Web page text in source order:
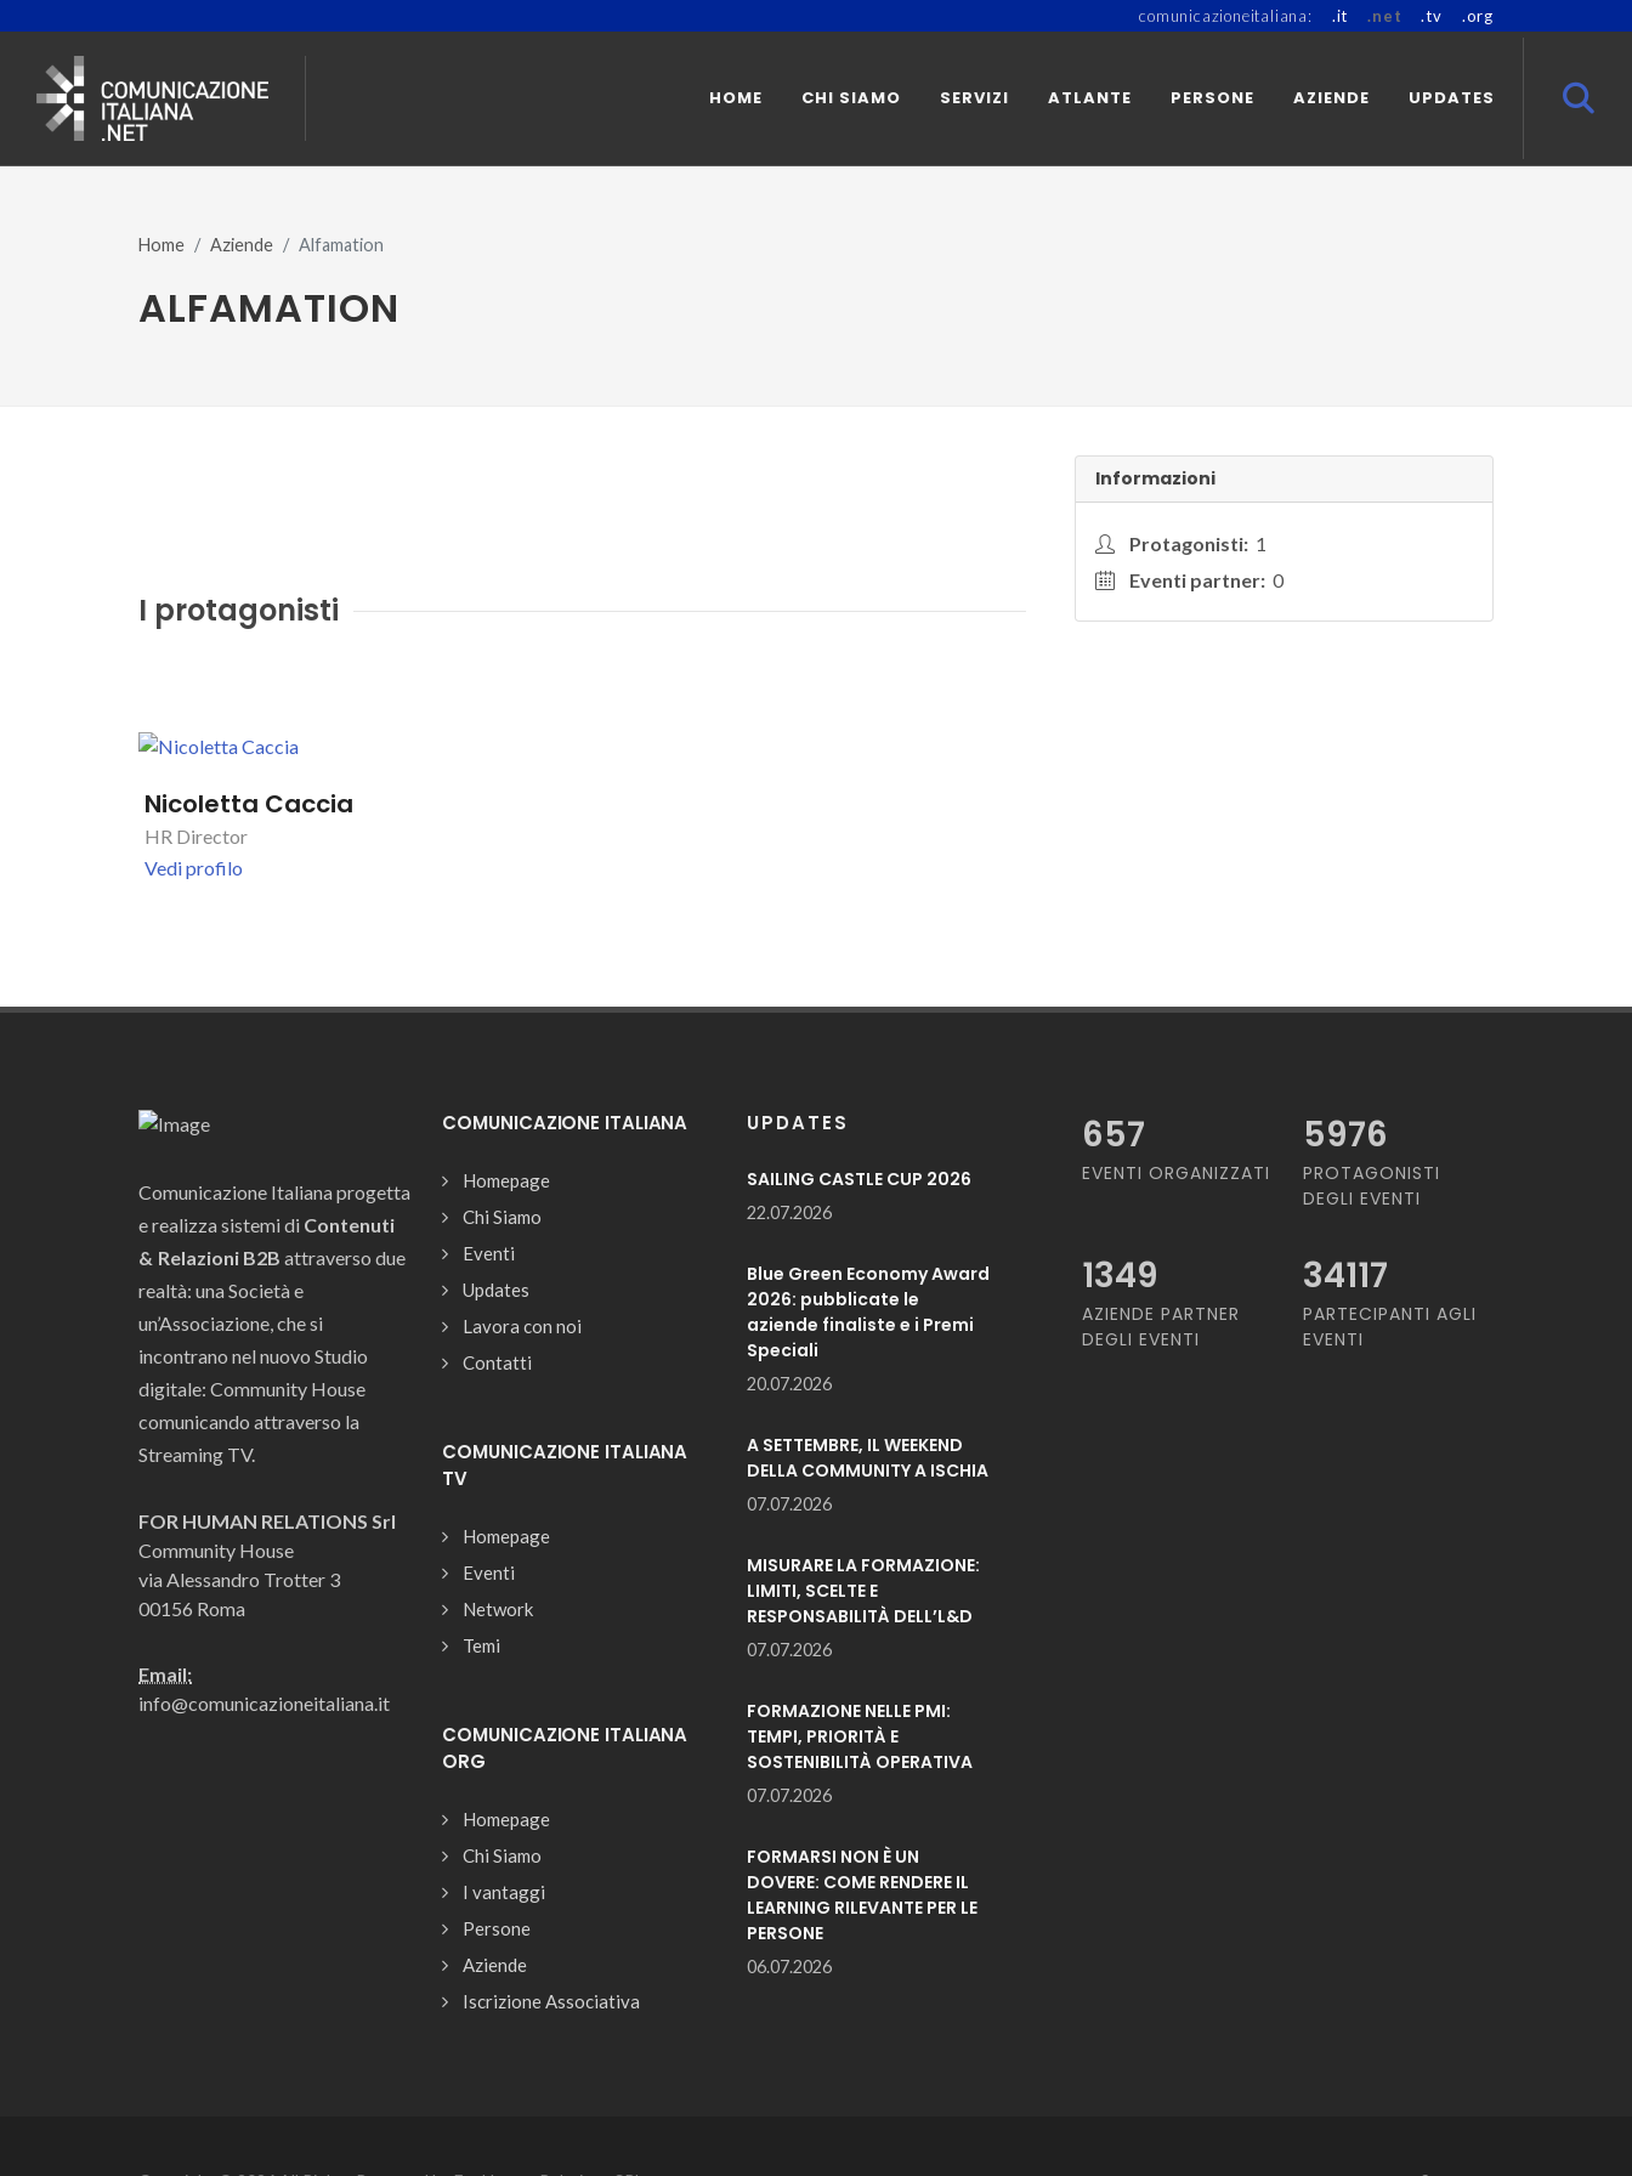
comunicazioneitaliana: .it .net .tv .org
HOME CHI SIAMO SERVIZI ATLANTE PERSONE AZIENDE UPDATES
Home Aziende Alfamation
ALFAMATION
I protagonisti
Nicoletta Caccia
HR Director
Vedi profilo
Informazioni
Protagonisti:1
Eventi partner:0
Comunicazione Italiana progetta
e realizza sistemi di Contenuti
& Relazioni B2B attraverso due
realtà: una Società e
un’Associazione, che si
incontrano nel nuovo Studio
digitale: Community House
comunicando attraverso la
Streaming TV.
FOR HUMAN RELATIONS Srl
Community House
via Alessandro Trotter 3
00156 Roma
Email:
info@comunicazioneitaliana.it
COMUNICAZIONE ITALIANA
Homepage
Chi Siamo
Eventi
Updates
Lavora con noi
Contatti
COMUNICAZIONE ITALIANA
TV
Homepage
Eventi
Network
Temi
COMUNICAZIONE ITALIANA
ORG
Homepage
Chi Siamo
I vantaggi
Persone
Aziende
Iscrizione Associativa
UPDATES
SAILING CASTLE CUP 2026
22.07.2026
Blue Green Economy Award
2026: pubblicate le
aziende finaliste e i Premi
Speciali
20.07.2026
A SETTEMBRE, IL WEEKEND
DELLA COMMUNITY A ISCHIA
07.07.2026
MISURARE LA FORMAZIONE:
LIMITI, SCELTE E
RESPONSABILITÀ DELL’L&D
07.07.2026
FORMAZIONE NELLE PMI:
TEMPI, PRIORITÀ E
SOSTENIBILITÀ OPERATIVA
07.07.2026
FORMARSI NON È UN
DOVERE: COME RENDERE IL
LEARNING RILEVANTE PER LE
PERSONE
06.07.2026
657
EVENTI ORGANIZZATI
5976
PROTAGONISTI
DEGLI EVENTI
1349
AZIENDE PARTNER
DEGLI EVENTI
34117
PARTECIPANTI AGLI
EVENTI